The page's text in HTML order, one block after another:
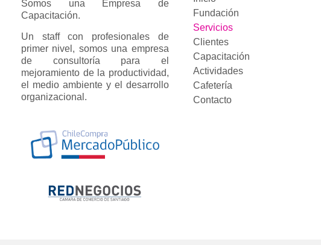
Somos una Empresa de
Capacitación.
Un staff con profesionales de
primer nivel, somos una empresa
de consultoría para el
mejoramiento de la productividad,
el medio ambiente y el desarrollo
organizacional.
Fundación
Servicios
Clientes
Capacitación
Actividades
Cafetería
Contacto